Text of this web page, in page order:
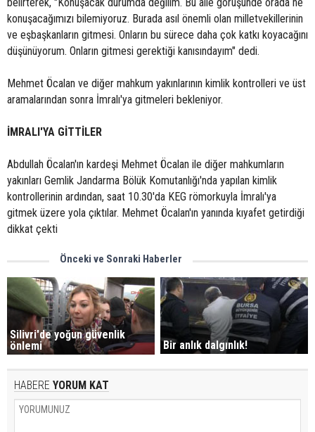
konuşacağımızı bilemiyoruz. Burada asıl önemli olan milletvekillerinin
ve eşbaşkanların gitmesi. Onların bu sürece daha çok katkı koyacağını
düşünüyorum. Onların gitmesi gerektiği kanısındayım" dedi.
Mehmet Öcalan ve diğer mahkum yakınlarının kimlik kontrolleri ve üst
aramalarından sonra İmralı'ya gitmeleri bekleniyor.
İMRALI'YA GİTTİLER
Abdullah Öcalan'ın kardeşi Mehmet Öcalan ile diğer mahkumların
yakınları Gemlik Jandarma Bölük Komutanlığı'nda yapılan kimlik
kontrollerinin ardından, saat 10.30'da KEG römorkuyla İmralı'ya
gitmek üzere yola çıktılar. Mehmet Öcalan'ın yanında kıyafet getirdiği
dikkat çekti
Önceki ve Sonraki Haberler
Silivri'de yoğun güvenlik
önlemi
Bir anlık dalgınlık!
HABERE YORUM KAT